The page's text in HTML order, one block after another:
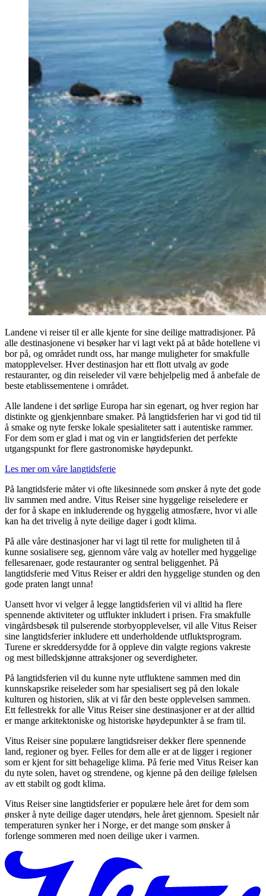
Landene vi reiser til er alle kjente for sine deilige mattradisjoner. På
alle destinasjonene vi besøker har vi lagt vekt på at både hotellene vi
bor på, og området rundt oss, har mange muligheter for smakfulle
matopplevelser. Hver destinasjon har ett flott utvalg av gode
restauranter, og din reiseleder vil være behjelpelig med å anbefale de
beste etablissementene i området.​​​​‌ ‍ ​‍​‍‌‍ ‌ ​‍‌‍‍‌‌‍‌ ‌‍‍‌‌‍ ‍​‍​‍​ ‍‍​‍​‍‌ ​ ‌‍​‌‌‍ ‍‌‍‍‌‌ ‌​‌ ‍‌​‍ ‍‌‍‍‌‌‍ ​‍​‍​‍ ​​‍​‍‌‍‍​‌ ​‍‌‍‌‌‌‍‌‍​‍​‍​ ‍‍​‍​‍‌‍‍​‌ ‌​‌ ‌​‌ ​​‌ ​ ​ ‍‍​‍ ​‍ ‌ ‌‍‌‍‍‌‌ ‌​‌ ‌‌‌ ​ ‌ ​‍‌‍‌‌‌‍‍‌‌ ​ ‌‍‌‌‌ ​‍​‍ ‍‌ ​ ‌‍​‌‌‍ ‍‌‍‍‌‌ ‌​‌ ‍‌​‍ ‍‌ ​ ‌ ‌​‌ ‌‌‌‍‌​‌‍‍‌‌‍ ​‍ ‌‍‍‌‌‍ ‍‌ ‌​‌‍‌‌‌‍ ‍‌ ‌​​‍ ‌‍‌‌‌‍‌​‌‍‍‌‌ ‌​​‍ ‌‍ ‌‌‍ ‌‍‌​‌‍‌‌​ ‌‌ ​​‌ ​‍‌‍‌‌‌ ​ ‌‍‌‌‌‍ ‍‌ ‌​‌‍​‌‌ ‌​‌‍‍‌‌‍ ‌‍ ‍​ ‍ ‌‍‍‌‌‍‌​​ ‌‌‍​ ‌ ​‍‌‍​‌‌‍‌‍‌ ‌​​‍ ‌​ ​‌​ ‍‌​ ‌ ​ ​‌​ ​​​ ​‍​ ‍ ‌ ‌​‌ ‍‌‌ ​​‌‍‌‌​ ‌‌‍​‍‌‍ ​‌‍ ‌‍‌ ​ ‍ ‌ ​​‌‍​‌‌ ‌​‌‍‍​​ ‌‌‍​ ‌‍ ‌‍ ‍‌ ‌​‌‍‌‌‌‍ ‍‌ ‌​‌​​‍‌ ‌‌‌‍‍‌‌‍ ​‌‍‌​‌‍‌‌‌ ​‍​‍‌‌​ ‌‌‌​​‍‌‌ ‌‍‍ ‌‍‌‌‌ ‍‌​‍‌‌​ ​ ‌​‌​​‍‌‌​ ​ ‌​‌​​‍‌‌​ ​‍​ ​‍‌ ‌​‌‍​‍​ ‌​​ ‍​​ ‍​‌‍​ ​ ‌​​ ​​​ ‍​​ ​ ‌‍​‌​ ‌‌​ ‍‌​ ‍‌​‍‌‌​ ​‍​ ​‍​‍‌‌​ ‌‌‌​‌​​‍ ‍‌ ‌​‌‍‌‌‌ ‍​‌ ‌​​‍‌‌​ ‌‌‌​​‍‌‌ ‌‍‍ ‌‍‌‌‌ ‍‌​‍‌‌​ ​ ‌​‌​​‍‌‌​ ​ ‌​‌​​‍‌‌​ ​‍​ ​‍​ ‌​‌‍‌​​ ​‌​ ​​‌‍‌‌​ ​‌​ ​​​ ​‌‌‍‌‍‌‍‌‍​ ​​​ ​‌​‍‌‌​ ​‍​ ​‍​‍‌‌​ ‌‌‌​‌​​‍ ‍‌‍​ ‌‍‍​‌‍‍‌‌‍ ​‌‍‌​‌ ​‍‌‍‌‌‌‍ ‍​‍‌‌​ ‌‌‌​​‍‌‌ ‌‍‍ ‌‍‌‌‌ ‍‌​‍‌‌​ ​ ‌​‌​​‍‌‌​ ​ ‌​‌​​‍‌‌​ ​‍​ ​‍​ ​​​ ​ ​ ‌‍‌‍​‍‌‍‌‍​ ‍‌​ ​‌​ ‌‌​ ​ ‌‍‌‌‌‍​ ‌‍‌​​‍‌‌​ ​‍​ ​‍​‍‌‌​ ‌‌‌​‌​​‍ ‍‌ ‌​‌‍‌‌‌ ‍​‌ ‌​​ ‌‍​‍‌‍​‌‌ ​ ‌‍‌‌‌‌‌‌‌ ​‍‌‍ ​​ ‌‌‍‍​‌ ‌​‌ ‌​‌ ​​‌ ​ ​‍‌‌​ ​ ‌​​‌​‍‌‌​ ​‍‌​‌‍​‍‌‌​ ​‍‌​‌‍‌ ‌‍‌‍‍‌‌ ‌​‌ ‌‌‌ ​ ‌ ​‍‌‍‌‌‌‍‍‌‌ ​ ‌‍‌‌‌ ​‍​‍ ‍‌ ​ ‌‍​‌‌‍ ‍‌‍‍‌‌ ‌​‌ ‍‌​‍ ‍‌ ​ ‌ ‌​‌ ‌‌‌‍‌​‌‍‍‌‌‍ ​‍‌‍‌‍‍‌‌‍‌​​ ‌‌‍​ ‌ ​‍‌‍​‌‌‍‌‍‌ ‌​​‍ ‌​ ​‌​ ‍‌​ ‌ ​ ​‌​ ​​​ ​‍​‍‌‍‌ ‌​‌ ‍‌‌ ​​‌‍‌‌​ ‌‌‍​‍‌‍ ​‌‍ ‌‍‌ ​‍‌‍‌ ​​‌‍​‌‌ ‌​‌‍‍​​ ‌‌‍​ ‌‍ ‌‍ ‍‌ ‌​‌‍‌‌‌‍ ‍‌ ‌​‌​​‍‌ ‌‌‌‍‍‌‌‍ ​‌‍‌​‌‍‌‌‌ ​‍​‍‌‌​ ‌‌‌​​‍‌‌ ‌‍‍ ‌‍‌‌‌ ‍‌​‍‌‌​ ​ ‌​‌​​‍‌‌​ ​ ‌​‌​​‍‌‌​ ​‍​ ​‍‌ ‌​‌‍​‍​ ‌​​ ‍​​ ‍​‌‍​ ​ ‌​​ ​​​ ‍​​ ​ ‌‍​‌​ ‌‌​ ‍‌​ ‍‌​‍‌‌​ ​‍​ ​‍​‍‌‌​ ‌‌‌​‌​​‍ ‍‌ ‌​‌‍‌‌‌ ‍​‌ ‌​​‍‌‌​ ‌‌‌​​‍‌‌ ‌‍‍ ‌‍‌‌‌ ‍‌​‍‌‌​ ​ ‌​‌​​‍‌‌​ ​ ‌​‌​​‍‌‌​ ​‍​ ​‍​ ‌​‌‍‌​​ ​‌​ ​​‌‍‌‌​ ​‌​ ​​​ ​‌‌‍‌‍‌‍‌‍​ ​​​ ​‌​‍‌‌​ ​‍​ ​‍​‍‌‌​ ‌‌‌​‌​​‍ ‍‌‍​ ‌‍‍​‌‍‍‌‌‍ ​‌‍‌​‌ ​‍‌‍‌‌‌‍ ‍​‍‌‌​ ‌‌‌​​‍‌‌ ‌‍‍ ‌‍‌‌‌ ‍‌​‍‌‌​ ​ ‌​‌​​‍‌‌​ ​ ‌​‌​​‍‌‌​ ​‍​ ​‍​ ​​​ ​ ​ ‌‍‌‍​‍‌‍‌‍​ ‍‌​ ​‌​ ‌‌​ ​ ‌‍‌‌‌‍​ ‌‍‌​​‍‌‌​ ​‍​ ​‍​‍‌‌​ ‌‌‌​‌​​‍ ‍‌ ‌​‌‍‌‌‌ ‍​‌ ‌​​‍‌‍‌ ​​‌‍‌‌‌ ​‍‌ ​ ‌ ​​‌‍‌‌‌‍​ ‌ ‌​‌‍‍‌‌ ‌‍‌‍‌‌​ ‌‌ ​​‌ ‌‌‌‍​‍‌‍ ​‌‍‍‌‌ ​ ‌‍‍​‌‍‌‌‌‍‌​​‍​‍‌ ‌
Alle landene i det sørlige Europa har sin egenart, og hver region har
distinkte og gjenkjennbare smaker. På langtidsferien har vi god tid til
å smake og nyte ferske lokale spesialiteter satt i autentiske rammer.
For dem som er glad i mat og vin er langtidsferien det perfekte
utgangspunkt for flere gastronomiske høydepunkt.​​​​‌ ‍ ​‍​‍‌‍ ‌ ​‍‌‍‍‌‌‍‌ ‌‍‍‌‌‍ ‍​‍​‍​ ‍‍​‍​‍‌ ​ ‌‍​‌‌‍ ‍‌‍‍‌‌ ‌​‌ ‍‌​‍ ‍‌‍‍‌‌‍ ​‍​‍​‍ ​​‍​‍‌‍‍​‌ ​‍‌‍‌‌‌‍‌‍​‍​‍​ ‍‍​‍​‍‌‍‍​‌ ‌​‌ ‌​‌ ​​‌ ​ ​ ‍‍​‍ ​‍ ‌ ‌‍‌‍‍‌‌ ‌​‌ ‌‌‌ ​ ‌ ​‍‌‍‌‌‌‍‍‌‌ ​ ‌‍‌‌‌ ​‍​‍ ‍‌ ​ ‌‍​‌‌‍ ‍‌‍‍‌‌ ‌​‌ ‍‌​‍ ‍‌ ​ ‌ ‌​‌ ‌‌‌‍‌​‌‍‍‌‌‍ ​‍ ‌‍‍‌‌‍ ‍‌ ‌​‌‍‌‌‌‍ ‍‌ ‌​​‍ ‌‍‌‌‌‍‌​‌‍‍‌‌ ‌​​‍ ‌‍ ‌‌‍ ‌‍‌​‌‍‌‌​ ‌‌ ​​‌ ​‍‌‍‌‌‌ ​ ‌‍‌‌‌‍ ‍‌ ‌​‌‍​‌‌ ‌​‌‍‍‌‌‍ ‌‍ ‍​ ‍ ‌‍‍‌‌‍‌​​ ‌‌‍​ ‌ ​‍‌‍​‌‌‍‌‍‌ ‌​​‍ ‌​ ​‌​ ‍‌​ ‌ ​ ​‌​ ​​​ ​‍​ ‍ ‌ ‌​‌ ‍‌‌ ​​‌‍‌‌​ ‌‌‍​‍‌‍ ​‌‍ ‌‍‌ ​ ‍ ‌ ​​‌‍​‌‌ ‌​‌‍‍​​ ‌‌‍​ ‌‍ ‌‍ ‍‌ ‌​‌‍‌‌‌‍ ‍‌ ‌​‌​​‍‌ ‌‌‌‍‍‌‌‍ ​‌‍‌​‌‍‌‌‌ ​‍​‍‌‌​ ‌‌‌​​‍‌‌ ‌‍‍ ‌‍‌‌‌ ‍‌​‍‌‌​ ​ ‌​‌​​‍‌‌​ ​ ‌​‌​​‍‌‌​ ​‍​ ​‍‌ ‌​‌‍​‍​ ‌​​ ‍​​ ‍​‌‍​ ​ ‌​​ ​​​ ‍​​ ​ ‌‍​‌​ ‌‌​ ‍‌​ ‍‌​‍‌‌​ ​‍​ ​‍​‍‌‌​ ‌‌‌​‌​​‍ ‍‌ ‌​‌‍‌‌‌ ‍​‌ ‌​​‍‌‌​ ‌‌‌​​‍‌‌ ‌‍‍ ‌‍‌‌‌ ‍‌​‍‌‌​ ​ ‌​‌​​‍‌‌​ ​ ‌​‌​​‍‌‌​ ​‍​ ​‍‌‍‌​‌‍​‍​ ‌‍‌‍‌‌​ ‌‍​ ‌‍​ ‍​​ ​‌​ ‍​​ ‌‍‌‍​‌‌‍‌‍​‍‌‌​ ​‍​ ​‍​‍‌‌​ ‌‌‌​‌​​‍ ‍‌‍​ ‌‍‍​‌‍‍‌‌‍ ​‌‍‌​‌ ​‍‌‍‌‌‌‍ ‍​‍‌‌​ ‌‌‌​​‍‌‌ ‌‍‍ ‌‍‌‌‌ ‍‌​‍‌‌​ ​ ‌​‌​​‍‌‌​ ​ ‌​‌​​‍‌‌​ ​‍​ ​‍​ ‍​​ ‌ ​ ‍‌‌‍​‍​ ​‌‌‍‌‍‌‍​‌​ ‌‌‌‍‌​​ ‌ ​ ​ ​ ​‍​‍‌‌​ ​‍​ ​‍​‍‌‌​ ‌‌‌​‌​​‍ ‍‌ ‌​‌‍‌‌‌ ‍​‌ ‌​​ ‌‍​‍‌‍​‌‌ ​ ‌‍‌‌‌‌‌‌‌ ​‍‌‍ ​​ ‌‌‍‍​‌ ‌​‌ ‌​‌ ​​‌ ​ ​‍‌‌​ ​ ‌​​‌​‍‌‌​ ​‍‌​‌‍​‍‌‌​ ​‍‌​‌‍‌ ‌‍‌‍‍‌‌ ‌​‌ ‌‌‌ ​ ‌ ​‍‌‍‌‌‌‍‍‌‌ ​ ‌‍‌‌‌ ​‍​‍ ‍‌ ​ ‌‍​‌‌‍ ‍‌‍‍‌‌ ‌​‌ ‍‌​‍ ‍‌ ​ ‌ ‌​‌ ‌‌‌‍‌​‌‍‍‌‌‍ ​‍‌‍‌‍‍‌‌‍‌​​ ‌‌‍​ ‌ ​‍‌‍​‌‌‍‌‍‌ ‌​​‍ ‌​ ​‌​ ‍‌​ ‌ ​ ​‌​ ​​​ ​‍​‍‌‍‌ ‌​‌ ‍‌‌ ​​‌‍‌‌​ ‌‌‍​‍‌‍ ​‌‍ ‌‍‌ ​‍‌‍‌ ​​‌‍​‌‌ ‌​‌‍‍​​ ‌‌‍​ ‌‍ ‌‍ ‍‌ ‌​‌‍‌‌‌‍ ‍‌ ‌​‌​​‍‌ ‌‌‌‍‍‌‌‍ ​‌‍‌​‌‍‌‌‌ ​‍​‍‌‌​ ‌‌‌​​‍‌‌ ‌‍‍ ‌‍‌‌‌ ‍‌​‍‌‌​ ​ ‌​‌​​‍‌‌​ ​ ‌​‌​​‍‌‌​ ​‍​ ​‍‌ ‌​‌‍​‍​ ‌​​ ‍​​ ‍​‌‍​ ​ ‌​​ ​​​ ‍​​ ​ ‌‍​‌​ ‌‌​ ‍‌​ ‍‌​‍‌‌​ ​‍​ ​‍​‍‌‌​ ‌‌‌​‌​​‍ ‍‌ ‌​‌‍‌‌‌ ‍​‌ ‌​​‍‌‌​ ‌‌‌​​‍‌‌ ‌‍‍ ‌‍‌‌‌ ‍‌​‍‌‌​ ​ ‌​‌​​‍‌‌​ ​ ‌​‌​​‍‌‌​ ​‍​ ​‍‌‍‌​‌‍​‍​ ‌‍‌‍‌‌​ ‌‍​ ‌‍​ ‍​​ ​‌​ ‍​​ ‌‍‌‍​‌‌‍‌‍​‍‌‌​ ​‍​ ​‍​‍‌‌​ ‌‌‌​‌​​‍ ‍‌‍​ ‌‍‍​‌‍‍‌‌‍ ​‌‍‌​‌ ​‍‌‍‌‌‌‍ ‍​‍‌‌​ ‌‌‌​​‍‌‌ ‌‍‍ ‌‍‌‌‌ ‍‌​‍‌‌​ ​ ‌​‌​​‍‌‌​ ​ ‌​‌​​‍‌‌​ ​‍​ ​‍​ ‍​​ ‌ ​ ‍‌‌‍​‍​ ​‌‌‍‌‍‌‍​‌​ ‌‌‌‍‌​​ ‌ ​ ​ ​ ​‍​‍‌‌​ ​‍​ ​‍​‍‌‌​ ‌‌‌​‌​​‍ ‍‌ ‌​‌‍‌‌‌ ‍​‌ ‌​​‍‌‍‌ ​​‌‍‌‌‌ ​‍‌ ​ ‌ ​​‌‍‌‌‌‍​ ‌ ‌​‌‍‍‌‌ ‌‍‌‍‌‌​ ‌‌ ​​‌ ‌‌‌‍​‍‌‍ ​‌‍‍‌‌ ​ ‌‍‍​‌‍‌‌‌‍‌​​‍​‍‌ ‌
Les mer om våre langtidsferie​​​​‌ ‍ ​‍​‍‌‍ ‌ ​‍‌‍‍‌‌‍‌ ‌‍‍‌‌‍ ‍​‍​‍​ ‍‍​‍​‍‌ ​ ‌‍​‌‌‍ ‍‌‍‍‌‌ ‌​‌ ‍‌​‍ ‍‌‍‍‌‌‍ ​‍​‍​‍ ​​‍​‍‌‍‍​‌ ​‍‌‍‌‌‌‍‌‍​‍​‍​ ‍‍​‍​‍‌‍‍​‌ ‌​‌ ‌​‌ ​​‌ ​ ​ ‍‍​‍ ​‍ ‌ ‌‍‌‍‍‌‌ ‌​‌ ‌‌‌ ​ ‌ ​‍‌‍‌‌‌‍‍‌‌ ​ ‌‍‌‌‌ ​‍​‍ ‍‌ ​ ‌‍​‌‌‍ ‍‌‍‍‌‌ ‌​‌ ‍‌​‍ ‍‌ ​ ‌ ‌​‌ ‌‌‌‍‌​‌‍‍‌‌‍ ​‍ ‌‍‍‌‌‍ ‍‌ ‌​‌‍‌‌‌‍ ‍‌ ‌​​‍ ‌‍‌‌‌‍‌​‌‍‍‌‌ ‌​​‍ ‌‍ ‌‌‍ ‌‍‌​‌‍‌‌​ ‌‌ ​​‌ ​‍‌‍‌‌‌ ​ ‌‍‌‌‌‍ ‍‌ ‌​‌‍​‌‌ ‌​‌‍‍‌‌‍ ‌‍ ‍​ ‍ ‌‍‍‌‌‍‌​​ ‌‌‍​ ‌ ​‍‌‍​‌‌‍‌‍‌ ‌​​‍ ‌​ ​‌​ ‍‌​ ‌ ​ ​‌​ ​​​ ​‍​ ‍ ‌ ‌​‌ ‍‌‌ ​​‌‍‌‌​ ‌‌‍​‍‌‍ ​‌‍ ‌‍‌ ​ ‍ ‌ ​​‌‍​‌‌ ‌​‌‍‍​​ ‌‌‍​ ‌‍ ‌‍ ‍‌ ‌​‌‍‌‌‌‍ ‍‌ ‌​‌​​‍‌ ‌‌‌‍‍‌‌‍ ​‌‍‌​‌‍‌‌‌ ​‍​‍‌‌​ ‌‌‌​​‍‌‌ ‌‍‍ ‌‍‌‌‌ ‍‌​‍‌‌​ ​ ‌​‌​​‍‌‌​ ​ ‌​‌​​‍‌‌​ ​‍​ ​‍‌ ‌​‌‍​‍​ ‌​​ ‍​​ ‍​‌‍​ ​ ‌​​ ​​​ ‍​​ ​ ‌‍​‌​ ‌‌​ ‍‌​ ‍‌​‍‌‌​ ​‍​ ​‍​‍‌‌​ ‌‌‌​‌​​‍ ‍‌ ‌​‌‍‌‌‌ ‍​‌ ‌​​‍‌‌​ ‌‌‌​​‍‌‌ ‌‍‍ ‌‍‌‌‌ ‍‌​‍‌‌​ ​ ‌​‌​​‍‌‌​ ​ ‌​‌​​‍‌‌​ ​‍​ ​‍​ ​‌​ ‍‌​ ​‍​ ‍​​ ‍‌​ ‌​​ ‌‌​ ‌‌‌‍​‍‌‍​‌​ ​ ​ ‍‌​‍‌‌​ ​‍​ ​‍​‍‌‌​ ‌‌‌​‌​​‍ ‍‌‍​ ‌‍‍​‌‍‍‌‌‍ ​‌‍‌​‌ ​‍‌‍‌‌‌‍ ‍​‍‌‌​ ‌‌‌​​‍‌‌ ‌‍‍ ‌‍‌‌‌ ‍‌​‍‌‌​ ​ ‌​‌​​‍‌‌​ ​ ‌​‌​​‍‌‌​ ​‍​ ​‍​ ​‍​ ‌​​ ‍‌​ ‌‍‌‍‌​​ ​ ​ ‌‍‌‍‌‍‌‍‌‍​ ​‍​ ‌ ‌‍‌‍​‍‌‌​ ​‍​ ​‍​‍‌‌​ ‌‌‌​‌​​‍ ‍‌ ‌​‌‍‌‌‌ ‍​‌ ‌​​ ‌‍​‍‌‍​‌‌ ​ ‌‍‌‌‌‌‌‌‌ ​‍‌‍ ​​ ‌‌‍‍​‌ ‌​‌ ‌​‌ ​​‌ ​ ​‍‌‌​ ​ ‌​​‌​‍‌‌​ ​‍‌​‌‍​‍‌‌​ ​‍‌​‌‍‌ ‌‍‌‍‍‌‌ ‌​‌ ‌‌‌ ​ ‌ ​‍‌‍‌‌‌‍‍‌‌ ​ ‌‍‌‌‌ ​‍​‍ ‍‌ ​ ‌‍​‌‌‍ ‍‌‍‍‌‌ ‌​‌ ‍‌​‍ ‍‌ ​ ‌ ‌​‌ ‌‌‌‍‌​‌‍‍‌‌‍ ​‍‌‍‌‍‍‌‌‍‌​​ ‌‌‍​ ‌ ​‍‌‍​‌‌‍‌‍‌ ‌​​‍ ‌​ ​‌​ ‍‌​ ‌ ​ ​‌​ ​​​ ​‍​‍‌‍‌ ‌​‌ ‍‌‌ ​​‌‍‌‌​ ‌‌‍​‍‌‍ ​‌‍ ‌‍‌ ​‍‌‍‌ ​​‌‍​‌‌ ‌​‌‍‍​​ ‌‌‍​ ‌‍ ‌‍ ‍‌ ‌​‌‍‌‌‌‍ ‍‌ ‌​‌​​‍‌ ‌‌‌‍‍‌‌‍ ​‌‍‌​‌‍‌‌‌ ​‍​‍‌‌​ ‌‌‌​​‍‌‌ ‌‍‍ ‌‍‌‌‌ ‍‌​‍‌‌​ ​ ‌​‌​​‍‌‌​ ​ ‌​‌​​‍‌‌​ ​‍​ ​‍‌ ‌​‌‍​‍​ ‌​​ ‍​​ ‍​‌‍​ ​ ‌​​ ​​​ ‍​​ ​ ‌‍​‌​ ‌‌​ ‍‌​ ‍‌​‍‌‌​ ​‍​ ​‍​‍‌‌​ ‌‌‌​‌​​‍ ‍‌ ‌​‌‍‌‌‌ ‍​‌ ‌​​‍‌‌​ ‌‌‌​​‍‌‌ ‌‍‍ ‌‍‌‌‌ ‍‌​‍‌‌​ ​ ‌​‌​​‍‌‌​ ​ ‌​‌​​‍‌‌​ ​‍​ ​‍​ ​‌​ ‍‌​ ​‍​ ‍​​ ‍‌​ ‌​​ ‌‌​ ‌‌‌‍​‍‌‍​‌​ ​ ​ ‍‌​‍‌‌​ ​‍​ ​‍​‍‌‌​ ‌‌‌​‌​​‍ ‍‌‍​ ‌‍‍​‌‍‍‌‌‍ ​‌‍‌​‌ ​‍‌‍‌‌‌‍ ‍​‍‌‌​ ‌‌‌​​‍‌‌ ‌‍‍ ‌‍‌‌‌ ‍‌​‍‌‌​ ​ ‌​‌​​‍‌‌​ ​ ‌​‌​​‍‌‌​ ​‍​ ​‍​ ​‍​ ‌​​ ‍‌​ ‌‍‌‍‌​​ ​ ​ ‌‍‌‍‌‍‌‍‌‍​ ​‍​ ‌ ‌‍‌‍​‍‌‌​ ​‍​ ​‍​‍‌‌​ ‌‌‌​‌​​‍ ‍‌ ‌​‌‍‌‌‌ ‍​‌ ‌​​‍‌‍‌ ​​‌‍‌‌‌ ​‍‌ ​ ‌ ​​‌‍‌‌‌‍​ ‌ ‌​‌‍‍‌‌ ‌‍‌‍‌‌​ ‌‌ ​​‌ ‌‌‌‍​‍‌‍ ​‌‍‍‌‌ ​ ‌‍‍​‌‍‌‌‌‍‌​​‍​‍‌ ‌
På langtidsferie måter vi ofte likesinnede som ønsker å nyte det gode
liv sammen med andre. Vitus Reiser sine hyggelige reiseledere er
der for å skape en inkluderende og hyggelig atmosfære, hvor vi alle
kan ha det trivelig å nyte deilige dager i godt klima.​​​​‌ ‍ ​‍​‍‌‍ ‌ ​‍‌‍‍‌‌‍‌ ‌‍‍‌‌‍ ‍​‍​‍​ ‍‍​‍​‍‌ ​ ‌‍​‌‌‍ ‍‌‍‍‌‌ ‌​‌ ‍‌​‍ ‍‌‍‍‌‌‍ ​‍​‍​‍ ​​‍​‍‌‍‍​‌ ​‍‌‍‌‌‌‍‌‍​‍​‍​ ‍‍​‍​‍‌‍‍​‌ ‌​‌ ‌​‌ ​​‌ ​ ​ ‍‍​‍ ​‍ ‌ ‌‍‌‍‍‌‌ ‌​‌ ‌‌‌ ​ ‌ ​‍‌‍‌‌‌‍‍‌‌ ​ ‌‍‌‌‌ ​‍​‍ ‍‌ ​ ‌‍​‌‌‍ ‍‌‍‍‌‌ ‌​‌ ‍‌​‍ ‍‌ ​ ‌ ‌​‌ ‌‌‌‍‌​‌‍‍‌‌‍ ​‍ ‌‍‍‌‌‍ ‍‌ ‌​‌‍‌‌‌‍ ‍‌ ‌​​‍ ‌‍‌‌‌‍‌​‌‍‍‌‌ ‌​​‍ ‌‍ ‌‌‍ ‌‍‌​‌‍‌‌​ ‌‌ ​​‌ ​‍‌‍‌‌‌ ​ ‌‍‌‌‌‍ ‍‌ ‌​‌‍​‌‌ ‌​‌‍‍‌‌‍ ‌‍ ‍​ ‍ ‌‍‍‌‌‍‌​​ ‌‌‍​ ‌ ​‍‌‍​‌‌‍‌‍‌ ‌​​‍ ‌​ ​‌​ ‍‌​ ‌ ​ ​‌​ ​​​ ​‍​ ‍ ‌ ‌​‌ ‍‌‌ ​​‌‍‌‌​ ‌‌‍​‍‌‍ ​‌‍ ‌‍‌ ​ ‍ ‌ ​​‌‍​‌‌ ‌​‌‍‍​​ ‌‌‍​ ‌‍ ‌‍ ‍‌ ‌​‌‍‌‌‌‍ ‍‌ ‌​‌​​‍‌ ‌‌‌‍‍‌‌‍ ​‌‍‌​‌‍‌‌‌ ​‍​‍‌‌​ ‌‌‌​​‍‌‌ ‌‍‍ ‌‍‌‌‌ ‍‌​‍‌‌​ ​ ‌​‌​​‍‌‌​ ​ ‌​‌​​‍‌‌​ ​‍​ ​‍‌ ‌​‌‍​‍​ ‍​​ ‍​​ ‌​‌‍‌​‌‍‌​​ ‍​​ ‌‌‌‍‌‍‌‍​ ‌‍‌‌​ ‌​​ ​ ​‍‌‌​ ​‍​ ​‍​‍‌‌​ ‌‌‌​‌​​‍ ‍‌ ‌​‌‍‌‌‌ ‍​‌ ‌​​‍‌‌​ ‌‌‌​​‍‌‌ ‌‍‍ ‌‍‌‌‌ ‍‌​‍‌‌​ ​ ‌​‌​​‍‌‌​ ​ ‌​‌​​‍‌‌​ ​‍​ ​‍‌‍​‌​ ‍​​ ​‌‌‍‌​​ ‍​‌‍​‍​ ‌‌‌‍​‌​ ​ ​ ​​​ ​‌‌‍​‌​‍‌‌​ ​‍​ ​‍​‍‌‌​ ‌‌‌​‌​​‍ ‍‌‍​ ‌‍‍​‌‍‍‌‌‍ ​‌‍‌​‌ ​‍‌‍‌‌‌‍ ‍​‍‌‌​ ‌‌‌​​‍‌‌ ‌‍‍ ‌‍‌‌‌ ‍‌​‍‌‌​ ​ ‌​‌​​‍‌‌​ ​ ‌​‌​​‍‌‌​ ​‍​ ​‍​ ​​​ ‍‌​ ​​‌‍‌​​ ‌ ​ ‍‌​ ‍‌​ ​ ‌‍​‌​ ‌‌‌‍​ ​ ‌​​‍‌‌​ ​‍​ ​‍​‍‌‌​ ‌‌‌​‌​​‍ ‍‌ ‌​‌‍‌‌‌ ‍​‌ ‌​​ ‌‍​‍‌‍​‌‌ ​ ‌‍‌‌‌‌‌‌‌ ​‍‌‍ ​​ ‌‌‍‍​‌ ‌​‌ ‌​‌ ​​‌ ​ ​‍‌‌​ ​ ‌​​‌​‍‌‌​ ​‍‌​‌‍​‍‌‌​ ​‍‌​‌‍‌ ‌‍‌‍‍‌‌ ‌​‌ ‌‌‌ ​ ‌ ​‍‌‍‌‌‌‍‍‌‌ ​ ‌‍‌‌‌ ​‍​‍ ‍‌ ​ ‌‍​‌‌‍ ‍‌‍‍‌‌ ‌​‌ ‍‌​‍ ‍‌ ​ ‌ ‌​‌ ‌‌‌‍‌​‌‍‍‌‌‍ ​‍‌‍‌‍‍‌‌‍‌​​ ‌‌‍​ ‌ ​‍‌‍​‌‌‍‌‍‌ ‌​​‍ ‌​ ​‌​ ‍‌​ ‌ ​ ​‌​ ​​​ ​‍​‍‌‍‌ ‌​‌ ‍‌‌ ​​‌‍‌‌​ ‌‌‍​‍‌‍ ​‌‍ ‌‍‌ ​‍‌‍‌ ​​‌‍​‌‌ ‌​‌‍‍​​ ‌‌‍​ ‌‍ ‌‍ ‍‌ ‌​‌‍‌‌‌‍ ‍‌ ‌​‌​​‍‌ ‌‌‌‍‍‌‌‍ ​‌‍‌​‌‍‌‌‌ ​‍​‍‌‌​ ‌‌‌​​‍‌‌ ‌‍‍ ‌‍‌‌‌ ‍‌​‍‌‌​ ​ ‌​‌​​‍‌‌​ ​ ‌​‌​​‍‌‌​ ​‍​ ​‍‌ ‌​‌‍​‍​ ‍​​ ‍​​ ‌​‌‍‌​‌‍‌​​ ‍​​ ‌‌‌‍‌‍‌‍​ ‌‍‌‌​ ‌​​ ​ ​‍‌‌​ ​‍​ ​‍​‍‌‌​ ‌‌‌​‌​​‍ ‍‌ ‌​‌‍‌‌‌ ‍​‌ ‌​​‍‌‌​ ‌‌‌​​‍‌‌ ‌‍‍ ‌‍‌‌‌ ‍‌​‍‌‌​ ​ ‌​‌​​‍‌‌​ ​ ‌​‌​​‍‌‌​ ​‍​ ​‍‌‍​‌​ ‍​​ ​‌‌‍‌​​ ‍​‌‍​‍​ ‌‌‌‍​‌​ ​ ​ ​​​ ​‌‌‍​‌​‍‌‌​ ​‍​ ​‍​‍‌‌​ ‌‌‌​‌​​‍ ‍‌‍​ ‌‍‍​‌‍‍‌‌‍ ​‌‍‌​‌ ​‍‌‍‌‌‌‍ ‍​‍‌‌​ ‌‌‌​​‍‌‌ ‌‍‍ ‌‍‌‌‌ ‍‌​‍‌‌​ ​ ‌​‌​​‍‌‌​ ​ ‌​‌​​‍‌‌​ ​‍​ ​‍​ ​​​ ‍‌​ ​​‌‍‌​​ ‌ ​ ‍‌​ ‍‌​ ​ ‌‍​‌​ ‌‌‌‍​ ​ ‌​​‍‌‌​ ​‍​ ​‍​‍‌‌​ ‌‌‌​‌​​‍ ‍‌ ‌​‌‍‌‌‌ ‍​‌ ‌​​‍‌‍‌ ​​‌‍‌‌‌ ​‍‌ ​ ‌ ​​‌‍‌‌‌‍​ ‌ ‌​‌‍‍‌‌ ‌‍‌‍‌‌​ ‌‌ ​​‌ ‌‌‌‍​‍‌‍ ​‌‍‍‌‌ ​ ‌‍‍​‌‍‌‌‌‍‌​​‍​‍‌ ‌
På alle våre destinasjoner har vi lagt til rette for muligheten til å
kunne sosialisere seg, gjennom våre valg av hoteller med hyggelige
fellesarenaer, gode restauranter og sentral beliggenhet. På
langtidsferie med Vitus Reiser er aldri den hyggelige stunden og den
gode praten langt unna!​​​​‌ ‍ ​‍​‍‌‍ ‌ ​‍‌‍‍‌‌‍‌ ‌‍‍‌‌‍ ‍​‍​‍​ ‍‍​‍​‍‌ ​ ‌‍​‌‌‍ ‍‌‍‍‌‌ ‌​‌ ‍‌​‍ ‍‌‍‍‌‌‍ ​‍​‍​‍ ​​‍​‍‌‍‍​‌ ​‍‌‍‌‌‌‍‌‍​‍​‍​ ‍‍​‍​‍‌‍‍​‌ ‌​‌ ‌​‌ ​​‌ ​ ​ ‍‍​‍ ​‍ ‌ ‌‍‌‍‍‌‌ ‌​‌ ‌‌‌ ​ ‌ ​‍‌‍‌‌‌‍‍‌‌ ​ ‌‍‌‌‌ ​‍​‍ ‍‌ ​ ‌‍​‌‌‍ ‍‌‍‍‌‌ ‌​‌ ‍‌​‍ ‍‌ ​ ‌ ‌​‌ ‌‌‌‍‌​‌‍‍‌‌‍ ​‍ ‌‍‍‌‌‍ ‍‌ ‌​‌‍‌‌‌‍ ‍‌ ‌​​‍ ‌‍‌‌‌‍‌​‌‍‍‌‌ ‌​​‍ ‌‍ ‌‌‍ ‌‍‌​‌‍‌‌​ ‌‌ ​​‌ ​‍‌‍‌‌‌ ​ ‌‍‌‌‌‍ ‍‌ ‌​‌‍​‌‌ ‌​‌‍‍‌‌‍ ‌‍ ‍​ ‍ ‌‍‍‌‌‍‌​​ ‌‌‍​ ‌ ​‍‌‍​‌‌‍‌‍‌ ‌​​‍ ‌​ ​‌​ ‍‌​ ‌ ​ ​‌​ ​​​ ​‍​ ‍ ‌ ‌​‌ ‍‌‌ ​​‌‍‌‌​ ‌‌‍​‍‌‍ ​‌‍ ‌‍‌ ​ ‍ ‌ ​​‌‍​‌‌ ‌​‌‍‍​​ ‌‌‍​ ‌‍ ‌‍ ‍‌ ‌​‌‍‌‌‌‍ ‍‌ ‌​‌​​‍‌ ‌‌‌‍‍‌‌‍ ​‌‍‌​‌‍‌‌‌ ​‍​‍‌‌​ ‌‌‌​​‍‌‌ ‌‍‍ ‌‍‌‌‌ ‍‌​‍‌‌​ ​ ‌​‌​​‍‌‌​ ​ ‌​‌​​‍‌‌​ ​‍​ ​‍‌ ‌​‌‍​‍​ ‍​​ ‍​​ ‌​‌‍‌​‌‍‌​​ ‍​​ ‌‌‌‍‌‍‌‍​ ‌‍‌‌​ ‌​​ ​ ​‍‌‌​ ​‍​ ​‍​‍‌‌​ ‌‌‌​‌​​‍ ‍‌ ‌​‌‍‌‌‌ ‍​‌ ‌​​‍‌‌​ ‌‌‌​​‍‌‌ ‌‍‍ ‌‍‌‌‌ ‍‌​‍‌‌​ ​ ‌​‌​​‍‌‌​ ​ ‌​‌​​‍‌‌​ ​‍​ ​‍​ ‌‍​ ‌‌​ ‌​​ ‌​​ ‌​‌‍​‍‌‍‌‌​ ‍‌‌‍​‍‌‍‌‌​ ‍‌‌‍‌‍​‍‌‌​ ​‍​ ​‍​‍‌‌​ ‌‌‌​‌​​‍ ‍‌‍​ ‌‍‍​‌‍‍‌‌‍ ​‌‍‌​‌ ​‍‌‍‌‌‌‍ ‍​‍‌‌​ ‌‌‌​​‍‌‌ ‌‍‍ ‌‍‌‌‌ ‍‌​‍‌‌​ ​ ‌​‌​​‍‌‌​ ​ ‌​‌​​‍‌‌​ ​‍​ ​‍​ ​ ​ ​ ​ ​ ‌‍​ ‌‍‌‍‌‍‌​​ ​ ​ ‌ ​ ​‌​ ​‌​ ‍‌​ ‍‌​‍‌‌​ ​‍​ ​‍​‍‌‌​ ‌‌‌​‌​​‍ ‍‌ ‌​‌‍‌‌‌ ‍​‌ ‌​​ ‌‍​‍‌‍​‌‌ ​ ‌‍‌‌‌‌‌‌‌ ​‍‌‍ ​​ ‌‌‍‍​‌ ‌​‌ ‌​‌ ​​‌ ​ ​‍‌‌​ ​ ‌​​‌​‍‌‌​ ​‍‌​‌‍​‍‌‌​ ​‍‌​‌‍‌ ‌‍‌‍‍‌‌ ‌​‌ ‌‌‌ ​ ‌ ​‍‌‍‌‌‌‍‍‌‌ ​ ‌‍‌‌‌ ​‍​‍ ‍‌ ​ ‌‍​‌‌‍ ‍‌‍‍‌‌ ‌​‌ ‍‌​‍ ‍‌ ​ ‌ ‌​‌ ‌‌‌‍‌​‌‍‍‌‌‍ ​‍‌‍‌‍‍‌‌‍‌​​ ‌‌‍​ ‌ ​‍‌‍​‌‌‍‌‍‌ ‌​​‍ ‌​ ​‌​ ‍‌​ ‌ ​ ​‌​ ​​​ ​‍​‍‌‍‌ ‌​‌ ‍‌‌ ​​‌‍‌‌​ ‌‌‍​‍‌‍ ​‌‍ ‌‍‌ ​‍‌‍‌ ​​‌‍​‌‌ ‌​‌‍‍​​ ‌‌‍​ ‌‍ ‌‍ ‍‌ ‌​‌‍‌‌‌‍ ‍‌ ‌​‌​​‍‌ ‌‌‌‍‍‌‌‍ ​‌‍‌​‌‍‌‌‌ ​‍​‍‌‌​ ‌‌‌​​‍‌‌ ‌‍‍ ‌‍‌‌‌ ‍‌​‍‌‌​ ​ ‌​‌​​‍‌‌​ ​ ‌​‌​​‍‌‌​ ​‍​ ​‍‌ ‌​‌‍​‍​ ‍​​ ‍​​ ‌​‌‍‌​‌‍‌​​ ‍​​ ‌‌‌‍‌‍‌‍​ ‌‍‌‌​ ‌​​ ​ ​‍‌‌​ ​‍​ ​‍​‍‌‌​ ‌‌‌​‌​​‍ ‍‌ ‌​‌‍‌‌‌ ‍​‌ ‌​​‍‌‌​ ‌‌‌​​‍‌‌ ‌‍‍ ‌‍‌‌‌ ‍‌​‍‌‌​ ​ ‌​‌​​‍‌‌​ ​ ‌​‌​​‍‌‌​ ​‍​ ​‍​ ‌‍​ ‌‌​ ‌​​ ‌​​ ‌​‌‍​‍‌‍‌‌​ ‍‌‌‍​‍‌‍‌‌​ ‍‌‌‍‌‍​‍‌‌​ ​‍​ ​‍​‍‌‌​ ‌‌‌​‌​​‍ ‍‌‍​ ‌‍‍​‌‍‍‌‌‍ ​‌‍‌​‌ ​‍‌‍‌‌‌‍ ‍​‍‌‌​ ‌‌‌​​‍‌‌ ‌‍‍ ‌‍‌‌‌ ‍‌​‍‌‌​ ​ ‌​‌​​‍‌‌​ ​ ‌​‌​​‍‌‌​ ​‍​ ​‍​ ​ ​ ​ ​ ​ ‌‍​ ‌‍‌‍‌‍‌​​ ​ ​ ‌ ​ ​‌​ ​‌​ ‍‌​ ‍‌​‍‌‌​ ​‍​ ​‍​‍‌‌​ ‌‌‌​‌​​‍ ‍‌ ‌​‌‍‌‌‌ ‍​‌ ‌​​‍‌‍‌ ​​‌‍‌‌‌ ​‍‌ ​ ‌ ​​‌‍‌‌‌‍​ ‌ ‌​‌‍‍‌‌ ‌‍‌‍‌‌​ ‌‌ ​​‌ ‌‌‌‍​‍‌‍ ​‌‍‍‌‌ ​ ‌‍‍​‌‍‌‌‌‍‌​​‍​‍‌ ‌
Uansett hvor vi velger å legge langtidsferien vil vi alltid ha flere
spennende aktiviteter og utflukter inkludert i prisen. Fra smakfulle
vingårdsbesøk til pulserende storbyopplevelser, vil alle Vitus Reiser
sine langtidsferier inkludere ett underholdende utfluktsprogram.
Turene er skreddersydde for å oppleve din valgte regions vakreste
og mest billedskjønne attraksjoner og severdigheter.​​​​‌ ‍ ​‍​‍‌‍ ‌ ​‍‌‍‍‌‌‍‌ ‌‍‍‌‌‍ ‍​‍​‍​ ‍‍​‍​‍‌ ​ ‌‍​‌‌‍ ‍‌‍‍‌‌ ‌​‌ ‍‌​‍ ‍‌‍‍‌‌‍ ​‍​‍​‍ ​​‍​‍‌‍‍​‌ ​‍‌‍‌‌‌‍‌‍​‍​‍​ ‍‍​‍​‍‌‍‍​‌ ‌​‌ ‌​‌ ​​‌ ​ ​ ‍‍​‍ ​‍ ‌ ‌‍‌‍‍‌‌ ‌​‌ ‌‌‌ ​ ‌ ​‍‌‍‌‌‌‍‍‌‌ ​ ‌‍‌‌‌ ​‍​‍ ‍‌ ​ ‌‍​‌‌‍ ‍‌‍‍‌‌ ‌​‌ ‍‌​‍ ‍‌ ​ ‌ ‌​‌ ‌‌‌‍‌​‌‍‍‌‌‍ ​‍ ‌‍‍‌‌‍ ‍‌ ‌​‌‍‌‌‌‍ ‍‌ ‌​​‍ ‌‍‌‌‌‍‌​‌‍‍‌‌ ‌​​‍ ‌‍ ‌‌‍ ‌‍‌​‌‍‌‌​ ‌‌ ​​‌ ​‍‌‍‌‌‌ ​ ‌‍‌‌‌‍ ‍‌ ‌​‌‍​‌‌ ‌​‌‍‍‌‌‍ ‌‍ ‍​ ‍ ‌‍‍‌‌‍‌​​ ‌‌‍​ ‌ ​‍‌‍​‌‌‍‌‍‌ ‌​​‍ ‌​ ​‌​ ‍‌​ ‌ ​ ​‌​ ​​​ ​‍​ ‍ ‌ ‌​‌ ‍‌‌ ​​‌‍‌‌​ ‌‌‍​‍‌‍ ​‌‍ ‌‍‌ ​ ‍ ‌ ​​‌‍​‌‌ ‌​‌‍‍​​ ‌‌‍​ ‌‍ ‌‍ ‍‌ ‌​‌‍‌‌‌‍ ‍‌ ‌​‌​​‍‌ ‌‌‌‍‍‌‌‍ ​‌‍‌​‌‍‌‌‌ ​‍​‍‌‌​ ‌‌‌​​‍‌‌ ‌‍‍ ‌‍‌‌‌ ‍‌​‍‌‌​ ​ ‌​‌​​‍‌‌​ ​ ‌​‌​​‍‌‌​ ​‍​ ​‍‌ ‌​‌‍​‍​ ‌ ​ ‌‍​ ​‌​ ‌‍​ ‌ ‌‍​ ‌‍‌‌​ ‌​​ ‌‌​ ‌‍‌‍​ ‌‍​‌​‍‌‌​ ​‍​ ​‍​‍‌‌​ ‌‌‌​‌​​‍ ‍‌ ‌​‌‍‌‌‌ ‍​‌ ‌​​‍‌‌​ ‌‌‌​​‍‌‌ ‌‍‍ ‌‍‌‌‌ ‍‌​‍‌‌​ ​ ‌​‌​​‍‌‌​ ​ ‌​‌​​‍‌‌​ ​‍​ ​‍​ ​​​ ​‌​ ​ ​ ‌‍‌‍‌​​ ‌ ‌‍​ ​ ​ ​ ‍​‌‍​‌‌‍‌‍​ ‌ ​‍‌‌​ ​‍​ ​‍​‍‌‌​ ‌‌‌​‌​​‍ ‍‌‍​ ‌‍‍​‌‍‍‌‌‍ ​‌‍‌​‌ ​‍‌‍‌‌‌‍ ‍​‍‌‌​ ‌‌‌​​‍‌‌ ‌‍‍ ‌‍‌‌‌ ‍‌​‍‌‌​ ​ ‌​‌​​‍‌‌​ ​ ‌​‌​​‍‌‌​ ​‍​ ​‍‌‍​‌‌‍‌‍‌‍​‍​ ‍​​ ‌ ‌‍‌‍‌‍​ ‌‍​‌​ ‌​​ ‍‌​ ‌​​ ‍​​‍‌‌​ ​‍​ ​‍​‍‌‌​ ‌‌‌​‌​​‍ ‍‌ ‌​‌‍‌‌‌ ‍​‌ ‌​​ ‌‍​‍‌‍​‌‌ ​ ‌‍‌‌‌‌‌‌‌ ​‍‌‍ ​​ ‌‌‍‍​‌ ‌​‌ ‌​‌ ​​‌ ​ ​‍‌‌​ ​ ‌​​‌​‍‌‌​ ​‍‌​‌‍​‍‌‌​ ​‍‌​‌‍‌ ‌‍‌‍‍‌‌ ‌​‌ ‌‌‌ ​ ‌ ​‍‌‍‌‌‌‍‍‌‌ ​ ‌‍‌‌‌ ​‍​‍ ‍‌ ​ ‌‍​‌‌‍ ‍‌‍‍‌‌ ‌​‌ ‍‌​‍ ‍‌ ​ ‌ ‌​‌ ‌‌‌‍‌​‌‍‍‌‌‍ ​‍‌‍‌‍‍‌‌‍‌​​ ‌‌‍​ ‌ ​‍‌‍​‌‌‍‌‍‌ ‌​​‍ ‌​ ​‌​ ‍‌​ ‌ ​ ​‌​ ​​​ ​‍​‍‌‍‌ ‌​‌ ‍‌‌ ​​‌‍‌‌​ ‌‌‍​‍‌‍ ​‌‍ ‌‍‌ ​‍‌‍‌ ​​‌‍​‌‌ ‌​‌‍‍​​ ‌‌‍​ ‌‍ ‌‍ ‍‌ ‌​‌‍‌‌‌‍ ‍‌ ‌​‌​​‍‌ ‌‌‌‍‍‌‌‍ ​‌‍‌​‌‍‌‌‌ ​‍​‍‌‌​ ‌‌‌​​‍‌‌ ‌‍‍ ‌‍‌‌‌ ‍‌​‍‌‌​ ​ ‌​‌​​‍‌‌​ ​ ‌​‌​​‍‌‌​ ​‍​ ​‍‌ ‌​‌‍​‍​ ‌ ​ ‌‍​ ​‌​ ‌‍​ ‌ ‌‍​ ‌‍‌‌​ ‌​​ ‌‌​ ‌‍‌‍​ ‌‍​‌​‍‌‌​ ​‍​ ​‍​‍‌‌​ ‌‌‌​‌​​‍ ‍‌ ‌​‌‍‌‌‌ ‍​‌ ‌​​‍‌‌​ ‌‌‌​​‍‌‌ ‌‍‍ ‌‍‌‌‌ ‍‌​‍‌‌​ ​ ‌​‌​​‍‌‌​ ​ ‌​‌​​‍‌‌​ ​‍​ ​‍​ ​​​ ​‌​ ​ ​ ‌‍‌‍‌​​ ‌ ‌‍​ ​ ​ ​ ‍​‌‍​‌‌‍‌‍​ ‌ ​‍‌‌​ ​‍​ ​‍​‍‌‌​ ‌‌‌​‌​​‍ ‍‌‍​ ‌‍‍​‌‍‍‌‌‍ ​‌‍‌​‌ ​‍‌‍‌‌‌‍ ‍​‍‌‌​ ‌‌‌​​‍‌‌ ‌‍‍ ‌‍‌‌‌ ‍‌​‍‌‌​ ​ ‌​‌​​‍‌‌​ ​ ‌​‌​​‍‌‌​ ​‍​ ​‍‌‍​‌‌‍‌‍‌‍​‍​ ‍​​ ‌ ‌‍‌‍‌‍​ ‌‍​‌​ ‌​​ ‍‌​ ‌​​ ‍​​‍‌‌​ ​‍​ ​‍​‍‌‌​ ‌‌‌​‌​​‍ ‍‌ ‌​‌‍‌‌‌ ‍​‌ ‌​​‍‌‍‌ ​​‌‍‌‌‌ ​‍‌ ​ ‌ ​​‌‍‌‌‌‍​ ‌ ‌​‌‍‍‌‌ ‌‍‌‍‌‌​ ‌‌ ​​‌ ‌‌‌‍​‍‌‍ ​‌‍‍‌‌ ​ ‌‍‍​‌‍‌‌‌‍‌​​‍​‍‌ ‌
På langtidsferien vil du kunne nyte utfluktene sammen med din
kunnskapsrike reiseleder som har spesialisert seg på den lokale
kulturen og historien, slik at vi får den beste opplevelsen sammen.
Ett fellestrekk for alle Vitus Reiser sine destinasjoner er at der alltid
er mange arkitektoniske og historiske høydepunkter å se fram til.​​​​‌ ‍ ​‍​‍‌‍ ‌ ​‍‌‍‍‌‌‍‌ ‌‍‍‌‌‍ ‍​‍​‍​ ‍‍​‍​‍‌ ​ ‌‍​‌‌‍ ‍‌‍‍‌‌ ‌​‌ ‍‌​‍ ‍‌‍‍‌‌‍ ​‍​‍​‍ ​​‍​‍‌‍‍​‌ ​‍‌‍‌‌‌‍‌‍​‍​‍​ ‍‍​‍​‍‌‍‍​‌ ‌​‌ ‌​‌ ​​‌ ​ ​ ‍‍​‍ ​‍ ‌ ‌‍‌‍‍‌‌ ‌​‌ ‌‌‌ ​ ‌ ​‍‌‍‌‌‌‍‍‌‌ ​ ‌‍‌‌‌ ​‍​‍ ‍‌ ​ ‌‍​‌‌‍ ‍‌‍‍‌‌ ‌​‌ ‍‌​‍ ‍‌ ​ ‌ ‌​‌ ‌‌‌‍‌​‌‍‍‌‌‍ ​‍ ‌‍‍‌‌‍ ‍‌ ‌​‌‍‌‌‌‍ ‍‌ ‌​​‍ ‌‍‌‌‌‍‌​‌‍‍‌‌ ‌​​‍ ‌‍ ‌‌‍ ‌‍‌​‌‍‌‌​ ‌‌ ​​‌ ​‍‌‍‌‌‌ ​ ‌‍‌‌‌‍ ‍‌ ‌​‌‍​‌‌ ‌​‌‍‍‌‌‍ ‌‍ ‍​ ‍ ‌‍‍‌‌‍‌​​ ‌‌‍​ ‌ ​‍‌‍​‌‌‍‌‍‌ ‌​​‍ ‌​ ​‌​ ‍‌​ ‌ ​ ​‌​ ​​​ ​‍​ ‍ ‌ ‌​‌ ‍‌‌ ​​‌‍‌‌​ ‌‌‍​‍‌‍ ​‌‍ ‌‍‌ ​ ‍ ‌ ​​‌‍​‌‌ ‌​‌‍‍​​ ‌‌‍​ ‌‍ ‌‍ ‍‌ ‌​‌‍‌‌‌‍ ‍‌ ‌​‌​​‍‌ ‌‌‌‍‍‌‌‍ ​‌‍‌​‌‍‌‌‌ ​‍​‍‌‌​ ‌‌‌​​‍‌‌ ‌‍‍ ‌‍‌‌‌ ‍‌​‍‌‌​ ​ ‌​‌​​‍‌‌​ ​ ‌​‌​​‍‌‌​ ​‍​ ​‍‌ ‌​‌‍​‍​ ‌ ​ ‌‍​ ​‌​ ‌‍​ ‌ ‌‍​ ‌‍‌‌​ ‌​​ ‌‌​ ‌‍‌‍​ ‌‍​‌​‍‌‌​ ​‍​ ​‍​‍‌‌​ ‌‌‌​‌​​‍ ‍‌ ‌​‌‍‌‌‌ ‍​‌ ‌​​‍‌‌​ ‌‌‌​​‍‌‌ ‌‍‍ ‌‍‌‌‌ ‍‌​‍‌‌​ ​ ‌​‌​​‍‌‌​ ​ ‌​‌​​‍‌‌​ ​‍​ ​‍​ ‍​​ ‌‍​ ​​​ ‍‌‌‍​‍‌‍‌‌​ ‌‌‌‍‌‍​ ‌ ​ ‌ ​ ​​‌‍​‌​‍‌‌​ ​‍​ ​‍​‍‌‌​ ‌‌‌​‌​​‍ ‍‌‍​ ‌‍‍​‌‍‍‌‌‍ ​‌‍‌​‌ ​‍‌‍‌‌‌‍ ‍​‍‌‌​ ‌‌‌​​‍‌‌ ‌‍‍ ‌‍‌‌‌ ‍‌​‍‌‌​ ​ ‌​‌​​‍‌‌​ ​ ‌​‌​​‍‌‌​ ​‍​ ​‍​ ‍‌​ ​‍‌‍​‌‌‍​ ‌‍​‌‌‍​‍​ ​​​ ‍‌‌‍​‌‌‍‌​‌‍​ ​ ‌ ​‍‌‌​ ​‍​ ​‍​‍‌‌​ ‌‌‌​‌​​‍ ‍‌ ‌​‌‍‌‌‌ ‍​‌ ‌​​ ‌‍​‍‌‍​‌‌ ​ ‌‍‌‌‌‌‌‌‌ ​‍‌‍ ​​ ‌‌‍‍​‌ ‌​‌ ‌​‌ ​​‌ ​ ​‍‌‌​ ​ ‌​​‌​‍‌‌​ ​‍‌​‌‍​‍‌‌​ ​‍‌​‌‍‌ ‌‍‌‍‍‌‌ ‌​‌ ‌‌‌ ​ ‌ ​‍‌‍‌‌‌‍‍‌‌ ​ ‌‍‌‌‌ ​‍​‍ ‍‌ ​ ‌‍​‌‌‍ ‍‌‍‍‌‌ ‌​‌ ‍‌​‍ ‍‌ ​ ‌ ‌​‌ ‌‌‌‍‌​‌‍‍‌‌‍ ​‍‌‍‌‍‍‌‌‍‌​​ ‌‌‍​ ‌ ​‍‌‍​‌‌‍‌‍‌ ‌​​‍ ‌​ ​‌​ ‍‌​ ‌ ​ ​‌​ ​​​ ​‍​‍‌‍‌ ‌​‌ ‍‌‌ ​​‌‍‌‌​ ‌‌‍​‍‌‍ ​‌‍ ‌‍‌ ​‍‌‍‌ ​​‌‍​‌‌ ‌​‌‍‍​​ ‌‌‍​ ‌‍ ‌‍ ‍‌ ‌​‌‍‌‌‌‍ ‍‌ ‌​‌​​‍‌ ‌‌‌‍‍‌‌‍ ​‌‍‌​‌‍‌‌‌ ​‍​‍‌‌​ ‌‌‌​​‍‌‌ ‌‍‍ ‌‍‌‌‌ ‍‌​‍‌‌​ ​ ‌​‌​​‍‌‌​ ​ ‌​‌​​‍‌‌​ ​‍​ ​‍‌ ‌​‌‍​‍​ ‌ ​ ‌‍​ ​‌​ ‌‍​ ‌ ‌‍​ ‌‍‌‌​ ‌​​ ‌‌​ ‌‍‌‍​ ‌‍​‌​‍‌‌​ ​‍​ ​‍​‍‌‌​ ‌‌‌​‌​​‍ ‍‌ ‌​‌‍‌‌‌ ‍​‌ ‌​​‍‌‌​ ‌‌‌​​‍‌‌ ‌‍‍ ‌‍‌‌‌ ‍‌​‍‌‌​ ​ ‌​‌​​‍‌‌​ ​ ‌​‌​​‍‌‌​ ​‍​ ​‍​ ‍​​ ‌‍​ ​​​ ‍‌‌‍​‍‌‍‌‌​ ‌‌‌‍‌‍​ ‌ ​ ‌ ​ ​​‌‍​‌​‍‌‌​ ​‍​ ​‍​‍‌‌​ ‌‌‌​‌​​‍ ‍‌‍​ ‌‍‍​‌‍‍‌‌‍ ​‌‍‌​‌ ​‍‌‍‌‌‌‍ ‍​‍‌‌​ ‌‌‌​​‍‌‌ ‌‍‍ ‌‍‌‌‌ ‍‌​‍‌‌​ ​ ‌​‌​​‍‌‌​ ​ ‌​‌​​‍‌‌​ ​‍​ ​‍​ ‍‌​ ​‍‌‍​‌‌‍​ ‌‍​‌‌‍​‍​ ​​​ ‍‌‌‍​‌‌‍‌​‌‍​ ​ ‌ ​‍‌‌​ ​‍​ ​‍​‍‌‌​ ‌‌‌​‌​​‍ ‍‌ ‌​‌‍‌‌‌ ‍​‌ ‌​​‍‌‍‌ ​​‌‍‌‌‌ ​‍‌ ​ ‌ ​​‌‍‌‌‌‍​ ‌ ‌​‌‍‍‌‌ ‌‍‌‍‌‌​ ‌‌ ​​‌ ‌‌‌‍​‍‌‍ ​‌‍‍‌‌ ​ ‌‍‍​‌‍‌‌‌‍‌​​‍​‍‌ ‌
Vitus Reiser sine populære langtidsreiser dekker flere spennende
land, regioner og byer. Felles for dem alle er at de ligger i regioner
som er kjent for sitt behagelige klima. På ferie med Vitus Reiser kan
du nyte solen, havet og strendene, og kjenne på den deilige følelsen
av ett stabilt og godt klima.​​​​‌ ‍ ​‍​‍‌‍ ‌ ​‍‌‍‍‌‌‍‌ ‌‍‍‌‌‍ ‍​‍​‍​ ‍‍​‍​‍‌ ​ ‌‍​‌‌‍ ‍‌‍‍‌‌ ‌​‌ ‍‌​‍ ‍‌‍‍‌‌‍ ​‍​‍​‍ ​​‍​‍‌‍‍​‌ ​‍‌‍‌‌‌‍‌‍​‍​‍​ ‍‍​‍​‍‌‍‍​‌ ‌​‌ ‌​‌ ​​‌ ​ ​ ‍‍​‍ ​‍ ‌ ‌‍‌‍‍‌‌ ‌​‌ ‌‌‌ ​ ‌ ​‍‌‍‌‌‌‍‍‌‌ ​ ‌‍‌‌‌ ​‍​‍ ‍‌ ​ ‌‍​‌‌‍ ‍‌‍‍‌‌ ‌​‌ ‍‌​‍ ‍‌ ​ ‌ ‌​‌ ‌‌‌‍‌​‌‍‍‌‌‍ ​‍ ‌‍‍‌‌‍ ‍‌ ‌​‌‍‌‌‌‍ ‍‌ ‌​​‍ ‌‍‌‌‌‍‌​‌‍‍‌‌ ‌​​‍ ‌‍ ‌‌‍ ‌‍‌​‌‍‌‌​ ‌‌ ​​‌ ​‍‌‍‌‌‌ ​ ‌‍‌‌‌‍ ‍‌ ‌​‌‍​‌‌ ‌​‌‍‍‌‌‍ ‌‍ ‍​ ‍ ‌‍‍‌‌‍‌​​ ‌‌‍​ ‌ ​‍‌‍​‌‌‍‌‍‌ ‌​​‍ ‌​ ​‌​ ‍‌​ ‌ ​ ​‌​ ​​​ ​‍​ ‍ ‌ ‌​‌ ‍‌‌ ​​‌‍‌‌​ ‌‌‍​‍‌‍ ​‌‍ ‌‍‌ ​ ‍ ‌ ​​‌‍​‌‌ ‌​‌‍‍​​ ‌‌‍​ ‌‍ ‌‍ ‍‌ ‌​‌‍‌‌‌‍ ‍‌ ‌​‌​​‍‌ ‌‌‌‍‍‌‌‍ ​‌‍‌​‌‍‌‌‌ ​‍​‍‌‌​ ‌‌‌​​‍‌‌ ‌‍‍ ‌‍‌‌‌ ‍‌​‍‌‌​ ​ ‌​‌​​‍‌‌​ ​ ‌​‌​​‍‌‌​ ​‍​ ​‍‌ ‌​‌‍​‍​ ‍‌​ ‌‍‌‍‌‍‌‍​‌‌‍‌‍​ ​‌​ ​​​ ‌‍​ ​‍‌‍​ ​ ‍​​ ‌​​‍‌‌​ ​‍​ ​‍​‍‌‌​ ‌‌‌​‌​​‍ ‍‌ ‌​‌‍‌‌‌ ‍​‌ ‌​​‍‌‌​ ‌‌‌​​‍‌‌ ‌‍‍ ‌‍‌‌‌ ‍‌​‍‌‌​ ​ ‌​‌​​‍‌‌​ ​ ‌​‌​​‍‌‌​ ​‍​ ​‍‌‍‌​‌‍‌​​ ​​​ ​​​ ‍​‌‍‌​​ ‌​​ ​​​ ‍‌​ ‍​​ ‌​​ ​ ​‍‌‌​ ​‍​ ​‍​‍‌‌​ ‌‌‌​‌​​‍ ‍‌‍​ ‌‍‍​‌‍‍‌‌‍ ​‌‍‌​‌ ​‍‌‍‌‌‌‍ ‍​‍‌‌​ ‌‌‌​​‍‌‌ ‌‍‍ ‌‍‌‌‌ ‍‌​‍‌‌​ ​ ‌​‌​​‍‌‌​ ​ ‌​‌​​‍‌‌​ ​‍​ ​‍​ ‍​​ ‌‌​ ‌‌​ ‌ ‌‍‌​​ ​‌​ ‌ ‌‍‌‍​ ‌‍‌‍‌​‌‍‌‍​ ​‍​‍‌‌​ ​‍​ ​‍​‍‌‌​ ‌‌‌​‌​​‍ ‍‌ ‌​‌‍‌‌‌ ‍​‌ ‌​​ ‌‍​‍‌‍​‌‌ ​ ‌‍‌‌‌‌‌‌‌ ​‍‌‍ ​​ ‌‌‍‍​‌ ‌​‌ ‌​‌ ​​‌ ​ ​‍‌‌​ ​ ‌​​‌​‍‌‌​ ​‍‌​‌‍​‍‌‌​ ​‍‌​‌‍‌ ‌‍‌‍‍‌‌ ‌​‌ ‌‌‌ ​ ‌ ​‍‌‍‌‌‌‍‍‌‌ ​ ‌‍‌‌‌ ​‍​‍ ‍‌ ​ ‌‍​‌‌‍ ‍‌‍‍‌‌ ‌​‌ ‍‌​‍ ‍‌ ​ ‌ ‌​‌ ‌‌‌‍‌​‌‍‍‌‌‍ ​‍‌‍‌‍‍‌‌‍‌​​ ‌‌‍​ ‌ ​‍‌‍​‌‌‍‌‍‌ ‌​​‍ ‌​ ​‌​ ‍‌​ ‌ ​ ​‌​ ​​​ ​‍​‍‌‍‌ ‌​‌ ‍‌‌ ​​‌‍‌‌​ ‌‌‍​‍‌‍ ​‌‍ ‌‍‌ ​‍‌‍‌ ​​‌‍​‌‌ ‌​‌‍‍​​ ‌‌‍​ ‌‍ ‌‍ ‍‌ ‌​‌‍‌‌‌‍ ‍‌ ‌​‌​​‍‌ ‌‌‌‍‍‌‌‍ ​‌‍‌​‌‍‌‌‌ ​‍​‍‌‌​ ‌‌‌​​‍‌‌ ‌‍‍ ‌‍‌‌‌ ‍‌​‍‌‌​ ​ ‌​‌​​‍‌‌​ ​ ‌​‌​​‍‌‌​ ​‍​ ​‍‌ ‌​‌‍​‍​ ‍‌​ ‌‍‌‍‌‍‌‍​‌‌‍‌‍​ ​‌​ ​​​ ‌‍​ ​‍‌‍​ ​ ‍​​ ‌​​‍‌‌​ ​‍​ ​‍​‍‌‌​ ‌‌‌​‌​​‍ ‍‌ ‌​‌‍‌‌‌ ‍​‌ ‌​​‍‌‌​ ‌‌‌​​‍‌‌ ‌‍‍ ‌‍‌‌‌ ‍‌​‍‌‌​ ​ ‌​‌​​‍‌‌​ ​ ‌​‌​​‍‌‌​ ​‍​ ​‍‌‍‌​‌‍‌​​ ​​​ ​​​ ‍​‌‍‌​​ ‌​​ ​​​ ‍‌​ ‍​​ ‌​​ ​ ​‍‌‌​ ​‍​ ​‍​‍‌‌​ ‌‌‌​‌​​‍ ‍‌‍​ ‌‍‍​‌‍‍‌‌‍ ​‌‍‌​‌ ​‍‌‍‌‌‌‍ ‍​‍‌‌​ ‌‌‌​​‍‌‌ ‌‍‍ ‌‍‌‌‌ ‍‌​‍‌‌​ ​ ‌​‌​​‍‌‌​ ​ ‌​‌​​‍‌‌​ ​‍​ ​‍​ ‍​​ ‌‌​ ‌‌​ ‌ ‌‍‌​​ ​‌​ ‌ ‌‍‌‍​ ‌‍‌‍‌​‌‍‌‍​ ​‍​‍‌‌​ ​‍​ ​‍​‍‌‌​ ‌‌‌​‌​​‍ ‍‌ ‌​‌‍‌‌‌ ‍​‌ ‌​​‍‌‍‌ ​​‌‍‌‌‌ ​‍‌ ​ ‌ ​​‌‍‌‌‌‍​ ‌ ‌​‌‍‍‌‌ ‌‍‌‍‌‌​ ‌‌ ​​‌ ‌‌‌‍​‍‌‍ ​‌‍‍‌‌ ​ ‌‍‍​‌‍‌‌‌‍‌​​‍​‍‌ ‌
Vitus Reiser sine langtidsferier er populære hele året for dem som
ønsker å nyte deilige dager utendørs, hele året gjennom. Spesielt når
temperaturen synker her i Norge, er det mange som ønsker å
forlenge sommeren med noen deilige uker i varmen.​​​​‌ ‍ ​‍​‍‌‍ ‌ ​‍‌‍‍‌‌‍‌ ‌‍‍‌‌‍ ‍​‍​‍​ ‍‍​‍​‍‌ ​ ‌‍​‌‌‍ ‍‌‍‍‌‌ ‌​‌ ‍‌​‍ ‍‌‍‍‌‌‍ ​‍​‍​‍ ​​‍​‍‌‍‍​‌ ​‍‌‍‌‌‌‍‌‍​‍​‍​ ‍‍​‍​‍‌‍‍​‌ ‌​‌ ‌​‌ ​​‌ ​ ​ ‍‍​‍ ​‍ ‌ ‌‍‌‍‍‌‌ ‌​‌ ‌‌‌ ​ ‌ ​‍‌‍‌‌‌‍‍‌‌ ​ ‌‍‌‌‌ ​‍​‍ ‍‌ ​ ‌‍​‌‌‍ ‍‌‍‍‌‌ ‌​‌ ‍‌​‍ ‍‌ ​ ‌ ‌​‌ ‌‌‌‍‌​‌‍‍‌‌‍ ​‍ ‌‍‍‌‌‍ ‍‌ ‌​‌‍‌‌‌‍ ‍‌ ‌​​‍ ‌‍‌‌‌‍‌​‌‍‍‌‌ ‌​​‍ ‌‍ ‌‌‍ ‌‍‌​‌‍‌‌​ ‌‌ ​​‌ ​‍‌‍‌‌‌ ​ ‌‍‌‌‌‍ ‍‌ ‌​‌‍​‌‌ ‌​‌‍‍‌‌‍ ‌‍ ‍​ ‍ ‌‍‍‌‌‍‌​​ ‌‌‍​ ‌ ​‍‌‍​‌‌‍‌‍‌ ‌​​‍ ‌​ ​‌​ ‍‌​ ‌ ​ ​‌​ ​​​ ​‍​ ‍ ‌ ‌​‌ ‍‌‌ ​​‌‍‌‌​ ‌‌‍​‍‌‍ ​‌‍ ‌‍‌ ​ ‍ ‌ ​​‌‍​‌‌ ‌​‌‍‍​​ ‌‌‍​ ‌‍ ‌‍ ‍‌ ‌​‌‍‌‌‌‍ ‍‌ ‌​‌​​‍‌ ‌‌‌‍‍‌‌‍ ​‌‍‌​‌‍‌‌‌ ​‍​‍‌‌​ ‌‌‌​​‍‌‌ ‌‍‍ ‌‍‌‌‌ ‍‌​‍‌‌​ ​ ‌​‌​​‍‌‌​ ​ ‌​‌​​‍‌‌​ ​‍​ ​‍‌ ‌​‌‍​‍​ ‍‌​ ‌‍‌‍‌‍‌‍​‌‌‍‌‍​ ​‌​ ​​​ ‌‍​ ​‍‌‍​ ​ ‍​​ ‌​​‍‌‌​ ​‍​ ​‍​‍‌‌​ ‌‌‌​‌​​‍ ‍‌ ‌​‌‍‌‌‌ ‍​‌ ‌​​‍‌‌​ ‌‌‌​​‍‌‌ ‌‍‍ ‌‍‌‌‌ ‍‌​‍‌‌​ ​ ‌​‌​​‍‌‌​ ​ ‌​‌​​‍‌‌​ ​‍​ ​‍‌‍​‌​ ​‌​ ‍​​ ​​​ ​‍​ ​‌​ ​‍​ ‍​​ ‌‍‌‍​‍​ ​‌‌‍‌‍​‍‌‌​ ​‍​ ​‍​‍‌‌​ ‌‌‌​‌​​‍ ‍‌‍​ ‌‍‍​‌‍‍‌‌‍ ​‌‍‌​‌ ​‍‌‍‌‌‌‍ ‍​‍‌‌​ ‌‌‌​​‍‌‌ ‌‍‍ ‌‍‌‌‌ ‍‌​‍‌‌​ ​ ‌​‌​​‍‌‌​ ​ ‌​‌​​‍‌‌​ ​‍​ ​‍​ ​​​ ‍​​ ‌‌​ ‌‍‌‍‌​‌‍​‍​ ‌‍​ ‌ ​ ​ ​ ‌‍​ ​‌​ ‍​​‍‌‌​ ​‍​ ​‍​‍‌‌​ ‌‌‌​‌​​‍ ‍‌ ‌​‌‍‌‌‌ ‍​‌ ‌​​ ‌‍​‍‌‍​‌‌ ​ ‌‍‌‌‌‌‌‌‌ ​‍‌‍ ​​ ‌‌‍‍​‌ ‌​‌ ‌​‌ ​​‌ ​ ​‍‌‌​ ​ ‌​​‌​‍‌‌​ ​‍‌​‌‍​‍‌‌​ ​‍‌​‌‍‌ ‌‍‌‍‍‌‌ ‌​‌ ‌‌‌ ​ ‌ ​‍‌‍‌‌‌‍‍‌‌ ​ ‌‍‌‌‌ ​‍​‍ ‍‌ ​ ‌‍​‌‌‍ ‍‌‍‍‌‌ ‌​‌ ‍‌​‍ ‍‌ ​ ‌ ‌​‌ ‌‌‌‍‌​‌‍‍‌‌‍ ​‍‌‍‌‍‍‌‌‍‌​​ ‌‌‍​ ‌ ​‍‌‍​‌‌‍‌‍‌ ‌​​‍ ‌​ ​‌​ ‍‌​ ‌ ​ ​‌​ ​​​ ​‍​‍‌‍‌ ‌​‌ ‍‌‌ ​​‌‍‌‌​ ‌‌‍​‍‌‍ ​‌‍ ‌‍‌ ​‍‌‍‌ ​​‌‍​‌‌ ‌​‌‍‍​​ ‌‌‍​ ‌‍ ‌‍ ‍‌ ‌​‌‍‌‌‌‍ ‍‌ ‌​‌​​‍‌ ‌‌‌‍‍‌‌‍ ​‌‍‌​‌‍‌‌‌ ​‍​‍‌‌​ ‌‌‌​​‍‌‌ ‌‍‍ ‌‍‌‌‌ ‍‌​‍‌‌​ ​ ‌​‌​​‍‌‌​ ​ ‌​‌​​‍‌‌​ ​‍​ ​‍‌ ‌​‌‍​‍​ ‍‌​ ‌‍‌‍‌‍‌‍​‌‌‍‌‍​ ​‌​ ​​​ ‌‍​ ​‍‌‍​ ​ ‍​​ ‌​​‍‌‌​ ​‍​ ​‍​‍‌‌​ ‌‌‌​‌​​‍ ‍‌ ‌​‌‍‌‌‌ ‍​‌ ‌​​‍‌‌​ ‌‌‌​​‍‌‌ ‌‍‍ ‌‍‌‌‌ ‍‌​‍‌‌​ ​ ‌​‌​​‍‌‌​ ​ ‌​‌​​‍‌‌​ ​‍​ ​‍‌‍​‌​ ​‌​ ‍​​ ​​​ ​‍​ ​‌​ ​‍​ ‍​​ ‌‍‌‍​‍​ ​‌‌‍‌‍​‍‌‌​ ​‍​ ​‍​‍‌‌​ ‌‌‌​‌​​‍ ‍‌‍​ ‌‍‍​‌‍‍‌‌‍ ​‌‍‌​‌ ​‍‌‍‌‌‌‍ ‍​‍‌‌​ ‌‌‌​​‍‌‌ ‌‍‍ ‌‍‌‌‌ ‍‌​‍‌‌​ ​ ‌​‌​​‍‌‌​ ​ ‌​‌​​‍‌‌​ ​‍​ ​‍​ ​​​ ‍​​ ‌‌​ ‌‍‌‍‌​‌‍​‍​ ‌‍​ ‌ ​ ​ ​ ‌‍​ ​‌​ ‍​​‍‌‌​ ​‍​ ​‍​‍‌‌​ ‌‌‌​‌​​‍ ‍‌ ‌​‌‍‌‌‌ ‍​‌ ‌​​‍‌‍‌ ​​‌‍‌‌‌ ​‍‌ ​ ‌ ​​‌‍‌‌‌‍​ ‌ ‌​‌‍‍‌‌ ‌‍‌‍‌‌​ ‌‌ ​​‌ ‌‌‌‍​‍‌‍ ​‌‍‍‌‌ ​ ‌‍‍​‌‍‌‌‌‍‌​​‍​‍‌ ‌